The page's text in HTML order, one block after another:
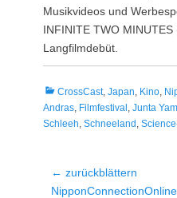
Musikvideos und
INFINITE TWO MINUTES
Langfilmdebüt.
Kategorien
CrossCast, Japan, Kino,
Andras, Filmfestival, Junta
Schleeh, Schneeland,
Beitragsnavigation
← zurückblättern
Vorheriger